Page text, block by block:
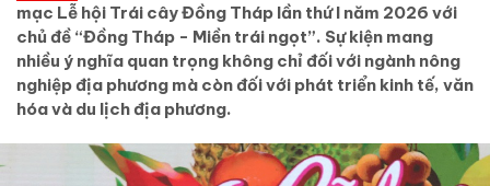
mạc Lễ hội Trái cây Đồng Tháp lần thứ I năm 2026 với
chủ đề “Đồng Tháp - Miền trái ngọt”. Sự kiện mang
nhiều ý nghĩa quan trọng không chỉ đối với ngành nông
nghiệp địa phương mà còn đối với phát triển kinh tế, văn
hóa và du lịch địa phương.